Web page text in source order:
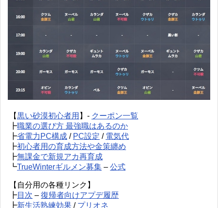
【黒い砂漠初心者用 】- クーポン一覧
┣職業の選び方 最強職はあるのか
┣省電力PC構成 / PC設定 / 電気代
┣初心者用の育成方法や金策纏め
┣無課金で新規アカ再育成
┗TrueWinterギルメン募集 – 公式
【自分用の各種リンク】
┣目次 – 復帰者向けアプデ履歴
┣新生活熟練効果 / プリオネ